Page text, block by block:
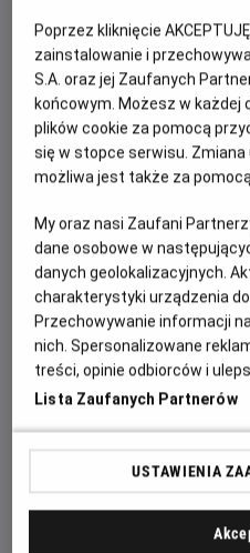
OBSADA
Tymoteusz Bies, Jacek Bies,
Upalne lato, leniwie płynący
chłopaki z tatuażami i
nie zadzierać. Tak właśnie
młodości, do którego wraca
warszawskiej Akademii
rozpoczęcia światowej
przesiadujący na osiedlu.
na chwilę – po wakacjach
otrzymał stypendium. Ta
wystarczy, aby poznał
młodzieży jakim jest nowo
Chłopaki z osiedla dobrze
drobne wyjątki. Z czasem
strachu i zagrożenia zaczyna
znajdzie się w samym jej
Poprzez kliknięcie
zainstalowanie i
S.A. oraz jej Zaufanych
końcowym. Możesz w
plików cookie za pomocą
się w stopce serwisu.
możliwa jest także za
My oraz nasi Zaufani
dane osobowe w
danych geolokalizacyjnych.
charakterystyki urządzenia
Przechowywanie informacji
nich. Spersonalizowane
treści, opinie odbiorców i
Lista Zaufanych Partnerów
USTAWIENIA